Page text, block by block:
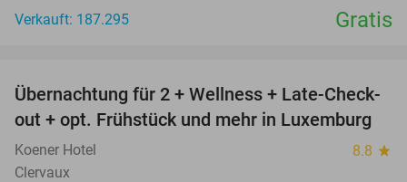
Verkauft: 187.295
Gratis
17%
Übernachtung für 2 + Wellness + Late-Check-
out + opt. Frühstück und mehr in Luxemburg
Koener Hotel 8.8 star
Clervaux